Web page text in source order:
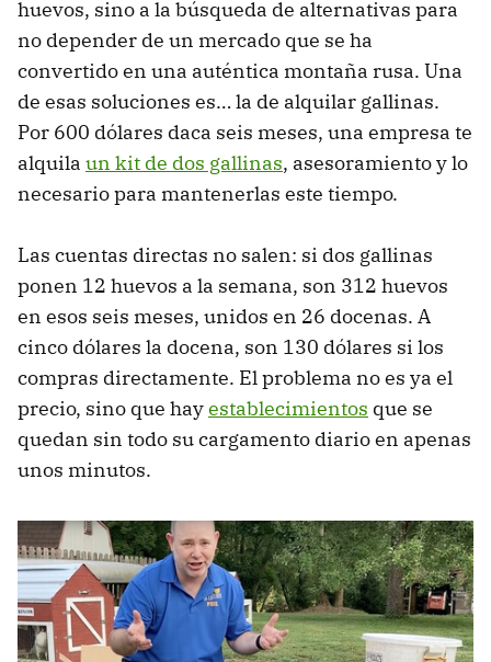
huevos, sino a la búsqueda de alternativas para
no depender de un mercado que se ha
convertido en una auténtica montaña rusa. Una
de esas soluciones es… la de alquilar gallinas.
Por 600 dólares daca seis meses, una empresa te
alquila un kit de dos gallinas, asesoramiento y lo
necesario para mantenerlas este tiempo.
Las cuentas directas no salen: si dos gallinas
ponen 12 huevos a la semana, son 312 huevos
en esos seis meses, unidos en 26 docenas. A
cinco dólares la docena, son 130 dólares si los
compras directamente. El problema no es ya el
precio, sino que hayestablecimientos que se
quedan sin todo su cargamento diario en apenas
unos minutos.